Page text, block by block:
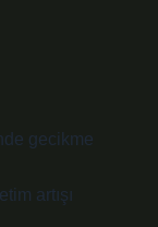
gecikme
artışı